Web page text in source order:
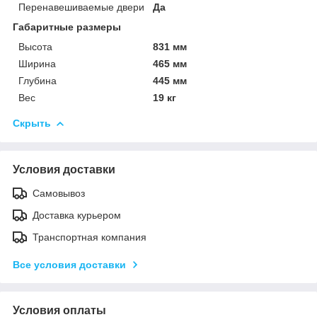
Перенавешиваемые двери
Да
Габаритные размеры
Высота
831 мм
Ширина
465 мм
Глубина
445 мм
Вес
19 кг
Скрыть
Условия доставки
Самовывоз
Доставка курьером
Транспортная компания
Все условия доставки
Условия оплаты